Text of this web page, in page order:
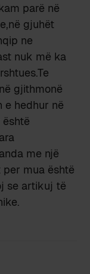
parë në
gjuhët
ne
nuk më ka
gjithmonë
e hedhur në
me një
mua është
se artikuj të